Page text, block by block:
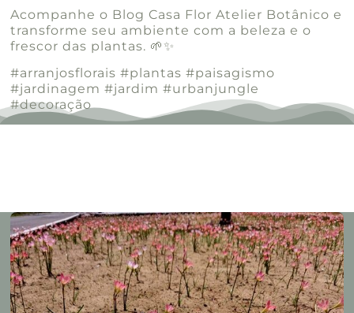
Acompanhe o Blog Casa Flor Atelier Botânico e
transforme seu ambiente com a beleza e o
frescor das plantas. 🌱✨
#arranjosflorais #plantas #paisagismo
#jardinagem #jardim #urbanjungle
#decoração